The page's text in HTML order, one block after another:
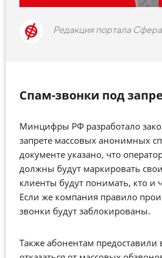
Редакция портала Сфера
Спам-звонки под
Минцифры РФ разработало
запрете массовых анонимных
документе указано, что
должны будут маркировать
клиенты будут понимать, кто и
Если же компания правило
звонки будут заблокированы.
Также абонентам предоставили